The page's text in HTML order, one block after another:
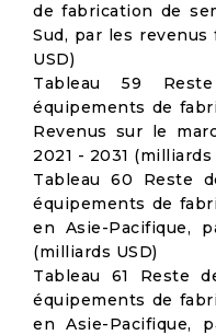
de fabrication de
Sud, par les revenus
USD)
Tableau 59
équipements de
Revenus sur le
2021 - 2031 (milliards
Tableau 60 Reste
équipements de
en Asie-Pacifique,
(milliards USD)
Tableau 61 Reste
équipements de
en Asie-Pacifique,